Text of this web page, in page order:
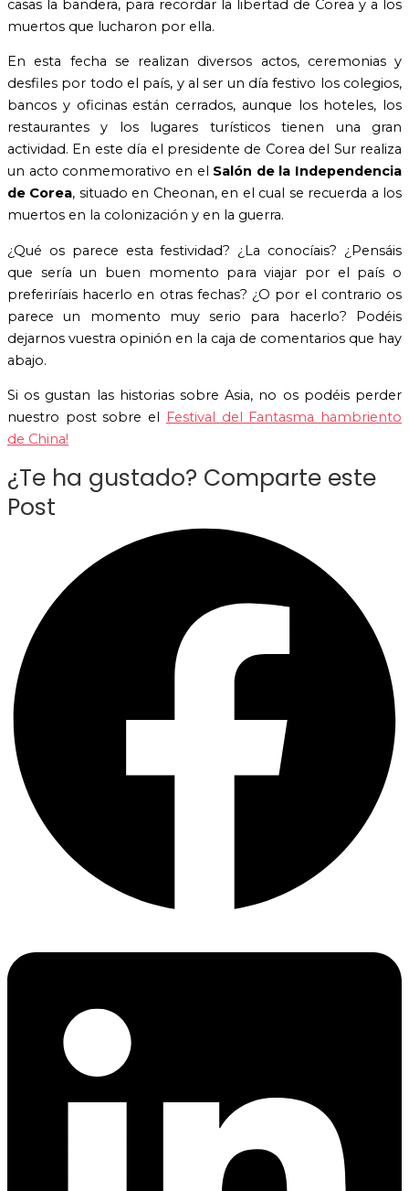
casas la bandera, para recordar la libertad de Corea y a los
muertos que lucharon por ella.
En esta fecha se realizan diversos actos, ceremonias y
desfiles por todo el país, y al ser un día festivo los colegios,
bancos y oficinas están cerrados, aunque los hoteles, los
restaurantes y los lugares turísticos tienen una gran
actividad. En este día el presidente de Corea del Sur realiza
un acto conmemorativo en el Salón de la Independencia
de Corea, situado en Cheonan, en el cual se recuerda a los
muertos en la colonización y en la guerra.
¿Qué os parece esta festividad? ¿La conocíais? ¿Pensáis
que sería un buen momento para viajar por el país o
preferiríais hacerlo en otras fechas? ¿O por el contrario os
parece un momento muy serio para hacerlo? Podéis
dejarnos vuestra opinión en la caja de comentarios que hay
abajo.
Si os gustan las historias sobre Asia, no os podéis perder
nuestro post sobre el Festival del Fantasma hambriento
de China!
¿Te ha gustado? Comparte este
Post